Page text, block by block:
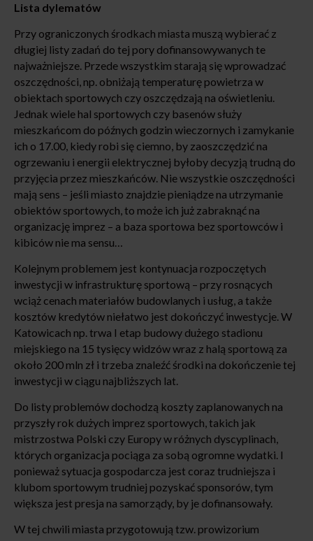
Lista dylematów
Przy ograniczonych środkach miasta muszą wybierać z
długiej listy zadań do tej pory dofinansowywanych te
najważniejsze. Przede wszystkim starają się wprowadzać
oszczędności, np. obniżają temperaturę powietrza w
obiektach sportowych czy oszczędzają na oświetleniu.
Jednak wiele hal sportowych czy basenów służy
mieszkańcom do późnych godzin wieczornych i zamykanie
ich o 17.00, kiedy robi się ciemno, by zaoszczędzić na
ogrzewaniu i energii elektrycznej byłoby decyzją trudną do
przyjęcia przez mieszkańców. Nie wszystkie oszczędności
mają sens – jeśli miasto znajdzie pieniądze na utrzymanie
obiektów sportowych, to może ich już zabraknąć na
organizację imprez – a baza sportowa bez sportowców i
kibiców nie ma sensu…
Kolejnym problemem jest kontynuacja rozpoczętych
inwestycji w infrastrukturę sportową – przy rosnących
wciąż cenach materiałów budowlanych i usług, a także
kosztów kredytów niełatwo jest dokończyć inwestycje. W
Katowicach np. trwa I etap budowy dużego stadionu
miejskiego na 15 tysięcy widzów wraz z halą sportową za
około 200 mln zł i trzeba znaleźć środki na dokończenie tej
inwestycji w ciągu najbliższych lat.
Do listy problemów dochodzą koszty zaplanowanych na
przyszły rok dużych imprez sportowych, takich jak
mistrzostwa Polski czy Europy w różnych dyscyplinach,
których organizacja pociąga za sobą ogromne wydatki. I
ponieważ sytuacja gospodarcza jest coraz trudniejsza i
klubom sportowym trudniej pozyskać sponsorów, tym
większa jest presja na samorządy, by je dofinansowały.
W tej chwili miasta przygotowują tzw. prowizorium